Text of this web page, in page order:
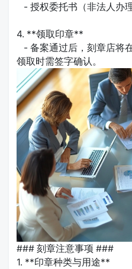
- 授权委托书（非法人办
4. **领取印章**
- 备案通过后，刻章店将
领取时需签字确认。
### 刻章注意事项 ###
1. **印章种类与用途**